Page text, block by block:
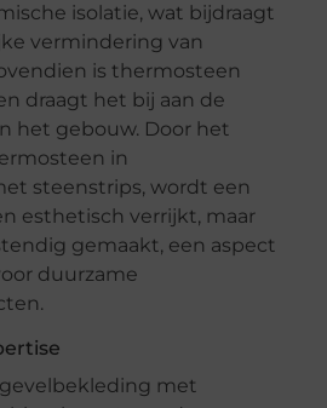
isolatie, wat bijdraagt
vermindering van
is thermosteen
draagt het bij aan de
het gebouw. Door het
in
steenstrips, wordt een
esthetisch verrijkt, maar
gemaakt, een aspect
duurzame
met